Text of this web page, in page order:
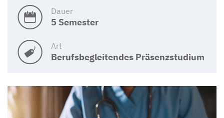
Dauer
5 Semester
Art
Berufsbegleitendes Präsenzstudium